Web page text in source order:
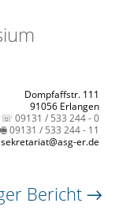
Dompfaffstr. 111
91056 Erlangen
☏ 09131 / 533 244 - 0
09131 / 533 244 - 11
er.de
Bericht →